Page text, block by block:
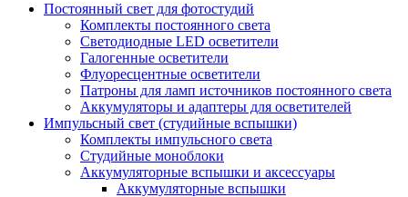
Постоянный свет для фотостудий
Комплекты постоянного света
Светодиодные LED осветители
Галогенные осветители
Флуоресцентные осветители
Патроны для ламп источников постоянного света
Аккумуляторы и адаптеры для осветителей
Импульсный свет (студийные вспышки)
Комплекты импульсного света
Студийные моноблоки
Аккумуляторные вспышки и аксессуары
Аккумуляторные вспышки